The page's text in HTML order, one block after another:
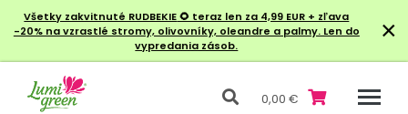
Všetky zakvitnuté RUDBEKIE🌻 teraz len za 4,99 EUR + zľava
-20% na vzrastlé stromy, olivovníky, oleandre a palmy. Len do
vypredania zásob.
×
0,00 €